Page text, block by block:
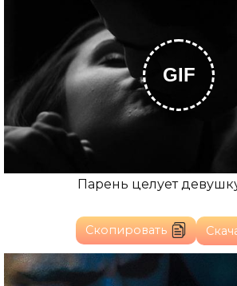
GIF
Парень целует
Скопировать